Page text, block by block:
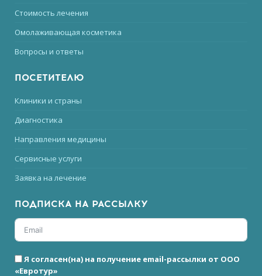
Стоимость лечения
Омолаживающая косметика
Вопросы и ответы
ПОСЕТИТЕЛЮ
Клиники и страны
Диагностика
Направления медицины
Сервисные услуги
Заявка на лечение
ПОДПИСКА НА РАССЫЛКУ
Я согласен(на) на получение email-рассылки от ООО
«Евротур»